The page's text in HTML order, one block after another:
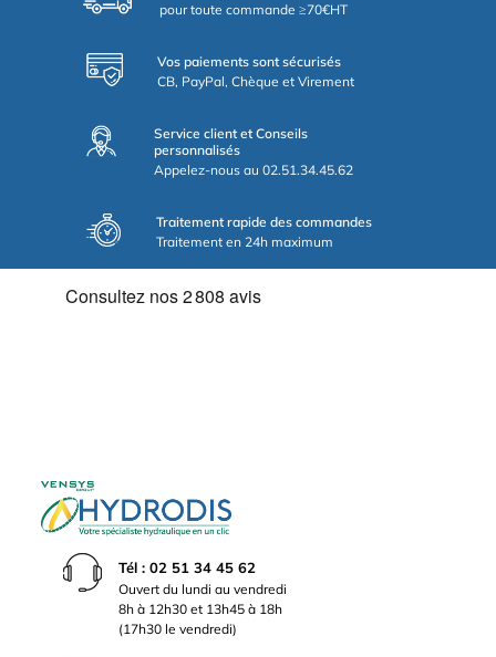
pour toute commande ≥70€HT
Vos paiements sont sécurisés
CB, PayPal, Chèque et Virement
Service client et Conseils
personnalisés
Appelez-nous au 02.51.34.45.62
Traitement rapide des commandes
Traitement en 24h maximum
Tél : 02 51 34 45 62
Ouvert du lundi au vendredi
8h à 12h30 et 13h45 à 18h
(17h30 le vendredi)